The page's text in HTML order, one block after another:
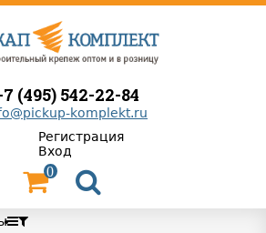
(495) 542-22-84
komplekt.ru
Регистрация
Вход
0